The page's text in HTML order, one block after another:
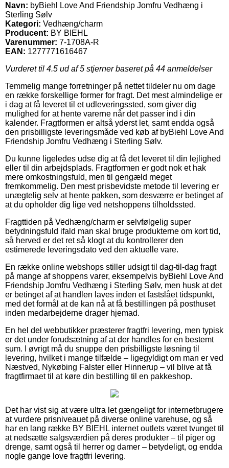
Navn: byBiehl Love And Friendship Jomfru Vedhæng i
Sterling Sølv
Kategori: Vedhæng/charm
Producent: BY BIEHL
Varenummer: 7-1708A-R
EAN: 1277771616467
Vurderet til 4.5 ud af 5 stjerner baseret på 44 anmeldelser
Temmelig mange forretninger på nettet tildeler nu om dage
en række forskellige former for fragt. Det mest almindelige er
i dag at få leveret til et udleveringssted, som giver dig
mulighed for at hente varerne når det passer ind i din
kalender. Fragtformen er altså yderst let, samt endda også
den prisbilligste leveringsmåde ved køb af byBiehl Love And
Friendship Jomfru Vedhæng i Sterling Sølv.
Du kunne ligeledes udse dig at få det leveret til din lejlighed
eller til din arbejdsplads. Fragtformen er godt nok et hak
mere omkostningsfuld, men til gengæld meget
fremkommelig. Den mest prisbevidste metode til levering er
unægtelig selv at hente pakken, som desværre er betinget af
at du opholder dig lige ved netshoppens tilholdssted.
Fragttiden på Vedhæng/charm er selvfølgelig super
betydningsfuld ifald man skal bruge produkterne om kort tid,
så herved er det ret så klogt at du kontrollerer den
estimerede leveringsdato ved den aktuelle vare.
En række online webshops stiller udsigt til dag-til-dag fragt
på mange af shoppens varer, eksempelvis byBiehl Love And
Friendship Jomfru Vedhæng i Sterling Sølv, men husk at det
er betinget af at handlen laves inden et fastslået tidspunkt,
med det formål at de kan nå at få bestillingen på posthuset
inden medarbejderne drager hjemad.
En hel del webbutikker præsterer fragtfri levering, men typisk
er det under forudsætning af at der handles for en bestemt
sum. I øvrigt må du snuppe den prisbilligste løsning til
levering, hvilket i mange tilfælde – ligegyldigt om man er ved
Næstved, Nykøbing Falster eller Hinnerup – vil blive at få
fragtfirmaet til at køre din bestilling til en pakkeshop.
Det har vist sig at være ultra let gængeligt for internetbrugere
at vurdere prisniveauet på diverse online varehuse, og så
har en lang række BY BIEHL internet outlets været tvunget til
at nedsætte salgsværdien på deres produkter – til piger og
drenge, samt også til herrer og damer – betydeligt, og endda
nogle gange love fragtfri levering.